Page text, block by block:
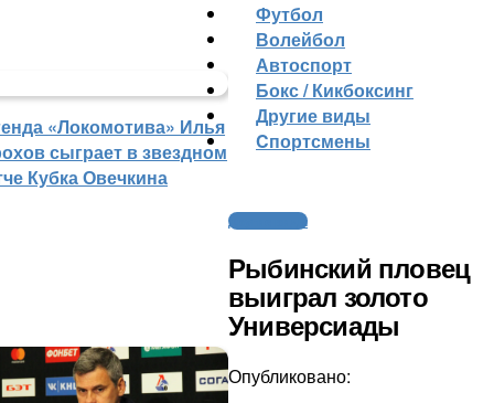
«Локомотива» Илья
сыграет в звездном
Кубка Овечкина
Футбол
Волейбол
Автоспорт
Бокс / Кикбоксинг
Другие виды
Cпортсмены
Другие виды
Рыбинский пловец
выиграл золото
Универсиады
Опубликовано: